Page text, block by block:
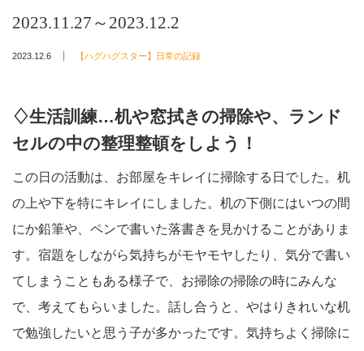
2023.11.27～2023.12.2
2023.12.6 【ハグハグスター】日常の記録
♢生活訓練…机や窓拭きの掃除や、ランド
セルの中の整理整頓をしよう！
この日の活動は、お部屋をキレイに掃除する日でした。机
の上や下を特にキレイにしました。机の下側にはいつの間
にか鉛筆や、ペンで書いた落書きを見かけることがありま
す。宿題をしながら気持ちがモヤモヤしたり、気分で書い
てしまうこともある様子で、お掃除の掃除の時にみんな
で、考えてもらいました。話し合うと、やはりきれいな机
で勉強したいと思う子が多かったです。気持ちよく掃除に